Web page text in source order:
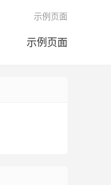
示例页面
示例页面